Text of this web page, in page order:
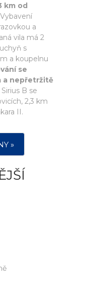
km od
a
vila má 2
s
a koupelnu
se
a nepřetržitě
Sirius B se
2,3 km
II.
»